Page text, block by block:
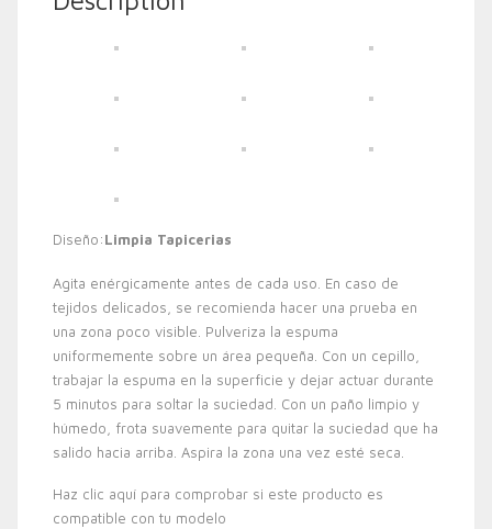
Diseño:Limpia Tapicerias
Agita enérgicamente antes de cada uso. En caso de
tejidos delicados, se recomienda hacer una prueba en
una zona poco visible. Pulveriza la espuma
uniformemente sobre un área pequeña. Con un cepillo,
trabajar la espuma en la superficie y dejar actuar durante
5 minutos para soltar la suciedad. Con un paño limpio y
húmedo, frota suavemente para quitar la suciedad que ha
salido hacia arriba. Aspira la zona una vez esté seca.
Haz clic aquí para comprobar si este producto es
compatible con tu modelo